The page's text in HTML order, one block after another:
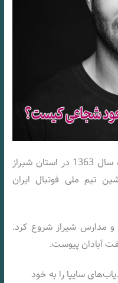
مسعود شجاعی متولد 19 خرداد ماه سال 1363 در استان شیراز
تیم ملی فوتبال ایران
مدارس شیراز شروع کرد.
سایپا را به خود